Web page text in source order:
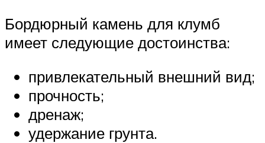
Бордюрный камень для клумб
имеет следующие достоинства:
привлекательный внешний вид;
прочность;
дренаж;
удержание грунта.